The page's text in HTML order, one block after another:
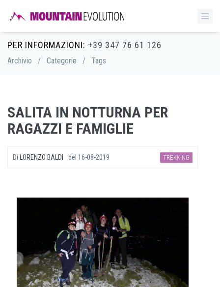
PER INFORMAZIONI: +39 347 76 61 126
Archivio / Categorie / Tags
SALITA IN NOTTURNA PER
RAGAZZI E FAMIGLIE
Di LORENZO BALDI del 16-08-2019 TREKKING